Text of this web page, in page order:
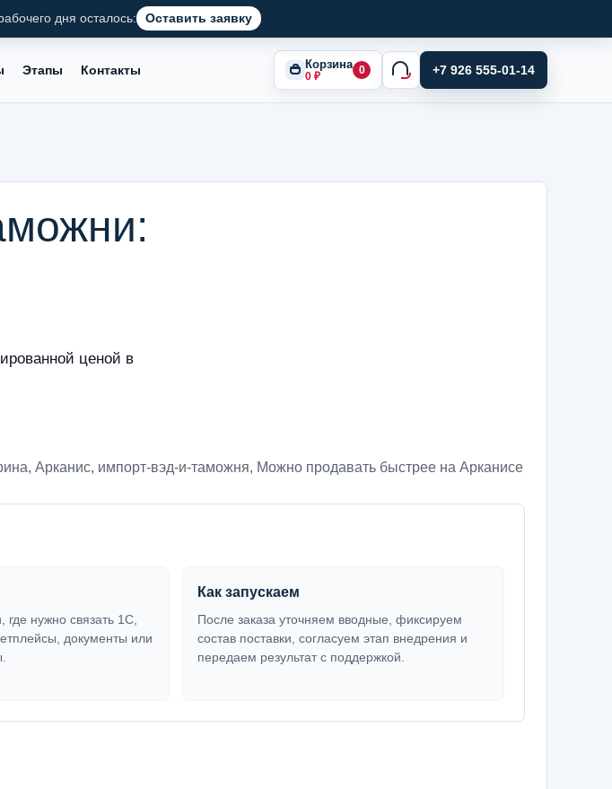
дня осталось: Оставить заявку
Этапы Контакты Корзина
0 ₽ 0 +7 926 555-01-14
ценой в
, Арканис, импорт-вэд-и-таможня, Можно продавать быстрее на Арканисе
нужно связать 1С,
документы или
Как запускаем
После заказа уточняем вводные, фиксируем
состав поставки, согласуем этап внедрения и
передаем результат с поддержкой.